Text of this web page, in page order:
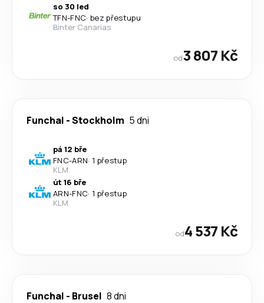
so 30 led
TFN-FNC· bez přestupu
Binter Canarias
od3 807 Kč
Funchal -Stockholm 5 dni
pá 12 bře
FNC-ARN· 1 přestup
KLM
út 16 bře
ARN-FNC· 1 přestup
KLM
od4 537 Kč
Funchal - Brusel 8 dni